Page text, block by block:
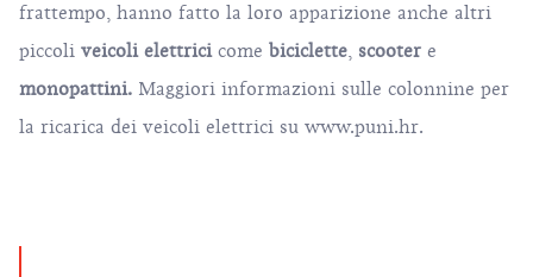
frattempo, hanno fatto la loro apparizione anche altri
piccoli veicoli elettricicome biciclette, scooter e
monopattini. Maggiori informazioni sulle colonnine per
la ricarica dei veicoli elettrici su www.puni.hr.